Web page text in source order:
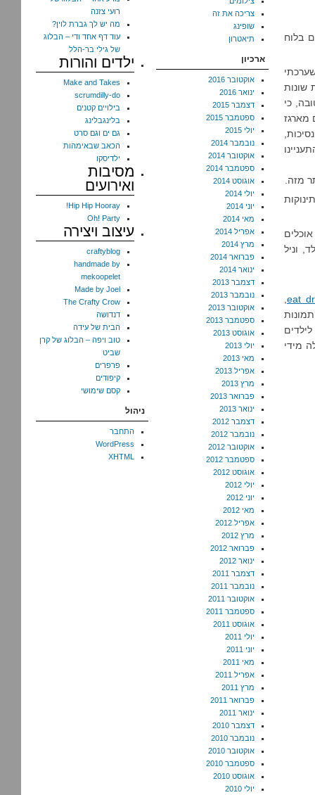
בלוח
זה הכנתי 3 הפעלות שונות
טובה, כי
מארגז
מזה.
בין שנתיים ל-8 (אני לא מחשיבה את 2 התינוקות
וניל
eat
הייתה גדולה מידי
צריכה את זה
שופינג
תיאטרון
ארכיון
אוקטובר 2016
ינואר 2016
דצמבר 2015
ספטמבר 2015
יולי 2015
נובמבר 2014
אוקטובר 2014
ספטמבר 2014
אוגוסט 2014
יולי 2014
יוני 2014
מאי 2014
אפריל 2014
מרץ 2014
פברואר 2014
ינואר 2014
דצמבר 2013
נובמבר 2013
אוקטובר 2013
ספטמבר 2013
אוגוסט 2013
יולי 2013
מאי 2013
אפריל 2013
מרץ 2013
פברואר 2013
ינואר 2013
דצמבר 2012
נובמבר 2012
אוקטובר 2012
ספטמבר 2012
אוגוסט 2012
יולי 2012
יוני 2012
מאי 2012
אפריל 2012
מרץ 2012
פברואר 2012
ינואר 2012
דצמבר 2011
נובמבר 2011
אוקטובר 2011
ספטמבר 2011
אוגוסט 2011
יולי 2011
יוני 2011
מאי 2011
אפריל 2011
מרץ 2011
פברואר 2011
ינואר 2011
דצמבר 2010
נובמבר 2010
אוקטובר 2010
ספטמבר 2010
אוגוסט 2010
יולי 2010
רועי צזנה
מה יש לך גברת לוין?
עוד דף אחד ודי – הבלוג
של גילי בר-הלל
ילדים והורות
Make and Takes
scrumdilly-do
בילויים קטנים
בלינגבלינג
גם ים וגם סרט
הכאב שבאימהות
ילדיסקו
מסיבות
ואירועים
Hip Hip Hooray!
Oh! Party
עיצוב ויצירה
craftyblog
handmade by
mekoopelet
Made by Joel
The Crafty Crow
דנדושה
הבית של עידה
טוב ויפה – הבלוג של קרן
שביט
פרפרים
קיפודים
קסם שימושי
ניהול
התחבר
WordPress
XHTML